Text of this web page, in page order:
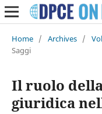
Home / Archives /
Saggi
Il ruolo
giuridica